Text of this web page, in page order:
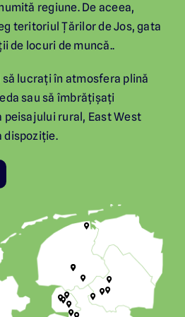
regiune. De aceea,
teritoriul Țărilor de Jos, gata
de locuri de muncă..
lucrați în atmosfera plină
sau să îmbrățișați
rural, East West
dispoziție.